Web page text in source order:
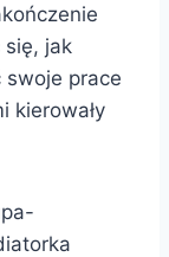
się, jak
prace
kierowały